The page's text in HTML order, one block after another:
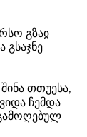
გზაჲ
თთუესა,
ჩემდა